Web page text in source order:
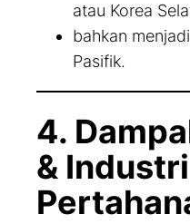
atau Korea
bahkan
Pasifik.
4.
& Industri